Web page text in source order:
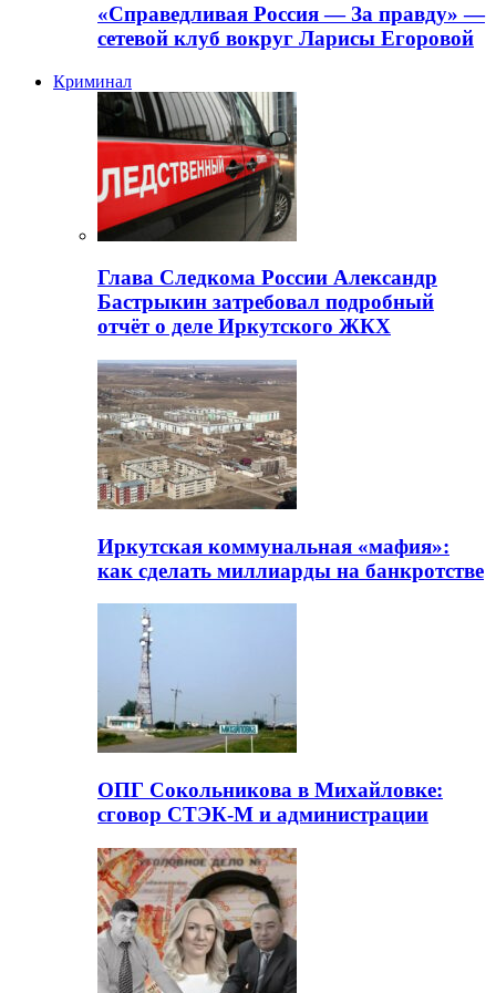
«Справедливая Россия — За правду» —
сетевой клуб вокруг Ларисы Егоровой
Криминал
Глава Следкома России Александр
Бастрыкин затребовал подробный
отчёт о деле Иркутского ЖКХ
Иркутская коммунальная «мафия»:
как сделать миллиарды на банкротстве
ОПГ Сокольникова в Михайловке:
сговор СТЭК-М и администрации